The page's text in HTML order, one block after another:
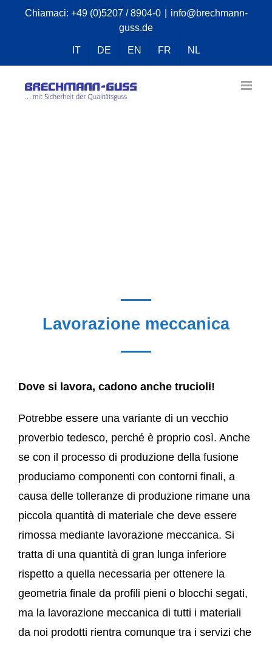
Chiamaci: +49 (0)5207 / 8904-0
info@brechmann-
guss.de
IT DE EN FR NL
Lavorazione meccanica
Dove si lavora, cadono anche trucioli!
Potrebbe essere una variante di un vecchio
proverbio tedesco, perché è proprio così. Anche
se con il processo di produzione della fusione
produciamo componenti con contorni finali, a
causa delle tolleranze di produzione rimane una
piccola quantità di materiale che deve essere
rimossa mediante lavorazione meccanica. Si
tratta di una quantità di gran lunga inferiore
rispetto a quella necessaria per ottenere la
geometria finale da profili pieni o blocchi segati,
ma la lavorazione meccanica di tutti i materiali
da noi prodotti rientra comunque tra i servizi che